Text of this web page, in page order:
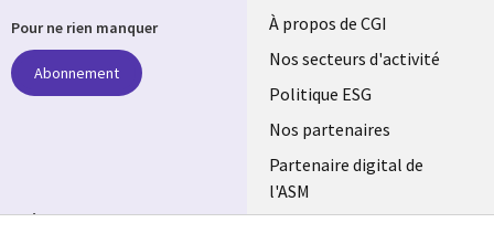
Useful
links
FRANCE
À propos de CGI
Nos secteurs d'activité
Politique ESG
Nos partenaires
Partenaire digital de
l'ASM
Pour ne rien manquer
Abonnement
Suivez-nous